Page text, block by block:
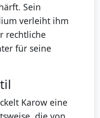
Sein
verleiht ihm
rechtliche
für seine
Karow eine